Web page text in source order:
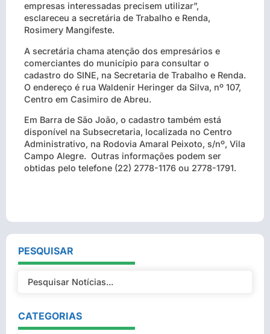
empresas interessadas precisem utilizar”,
esclareceu a secretária de Trabalho e Renda,
Rosimery Mangifeste.
A secretária chama atenção dos empresários e
comerciantes do município para consultar o
cadastro do SINE, na Secretaria de Trabalho e Renda.
O endereço é rua Waldenir Heringer da Silva, nº 107,
Centro em Casimiro de Abreu.
Em Barra de São João, o cadastro também está
disponível na Subsecretaria, localizada no Centro
Administrativo, na Rodovia Amaral Peixoto, s/nº, Vila
Campo Alegre. Outras informações podem ser
obtidas pelo telefone (22) 2778-1176 ou 2778-1791.
PESQUISAR
CATEGORIAS